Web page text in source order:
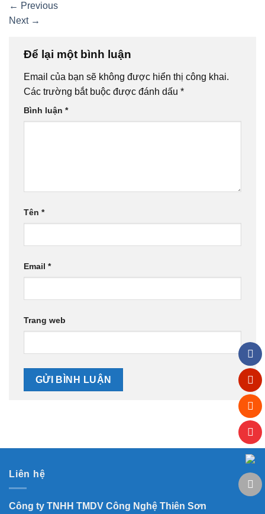
← Previous
Next →
Để lại một bình luận
Email của bạn sẽ không được hiển thị công khai.
Các trường bắt buộc được đánh dấu *
Bình luận *
Tên *
Email *
Trang web
Liên hệ
Công ty TNHH TMDV Công Nghệ Thiên Sơn